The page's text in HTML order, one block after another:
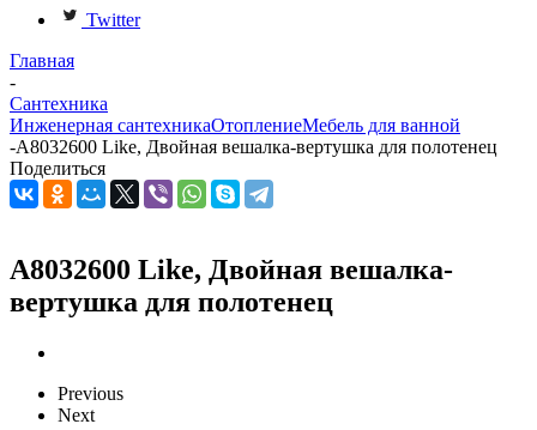
Twitter
Главная
-
Сантехника
Инженерная сантехникаОтоплениеМебель для ванной
-A8032600 Like, Двойная вешалка-вертушка для полотенец
Поделиться
A8032600 Like, Двойная вешалка-
вертушка для полотенец
Previous
Next